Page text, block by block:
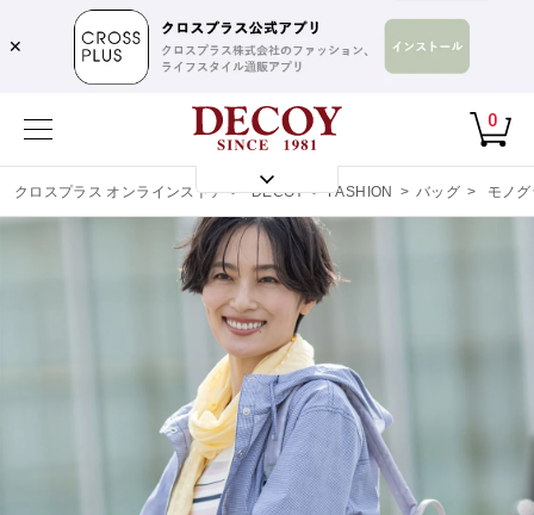
✕
0
クロスプラス オンラインストア > DECOY > FASHION > バッグ > モノ